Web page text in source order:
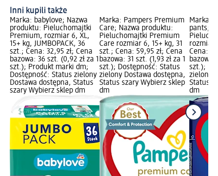
Inni kupili także
Marka: babylove; Nazwa
produktu: Pieluchomajtki
Premium, rozmiar 6, XL,
15+ kg, JUMBOPACK, 36
szt.; Cena: 32,95 zł; Cena
bazowa: 36 szt. (0,92 zł za 1
szt.); Produkt marki dm;
Dostępność: Status zielony
Dostawa dostępna, Status
szary Wybierz sklep dm
Marka: Pampers Premium
Care; Nazwa produktu:
Pieluchomajtki Premium
Care rozmiar 6, 15+ kg, 31
szt.; Cena: 59,95 zł; Cena
bazowa: 31 szt. (1,93 zł za 1
szt.); Dostępność: Status
zielony Dostawa dostępna,
Status szary Wybierz sklep
dm
Marka:
pants;
rozmiar
Cena:
bazowa:
szt.);
zielony
Status
dm